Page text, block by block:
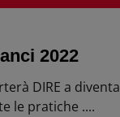
2022
DIRE a
le pratiche ....